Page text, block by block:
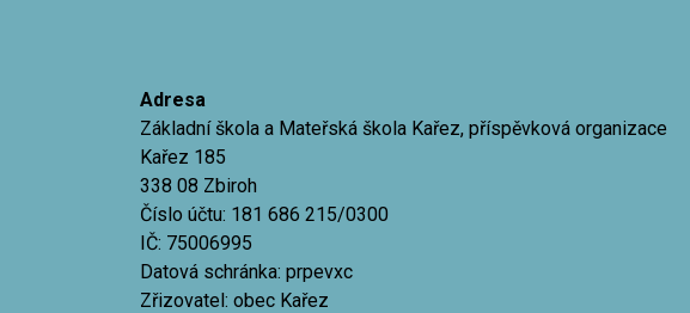
Adresa
Základní škola a Mateřská škola Kařez, příspěvková organizace
Kařez 185
338 08 Zbiroh
Číslo účtu: 181 686 215/0300
IČ: 75006995
Datová schránka: prpevxc
Zřizovatel: obec Kařez